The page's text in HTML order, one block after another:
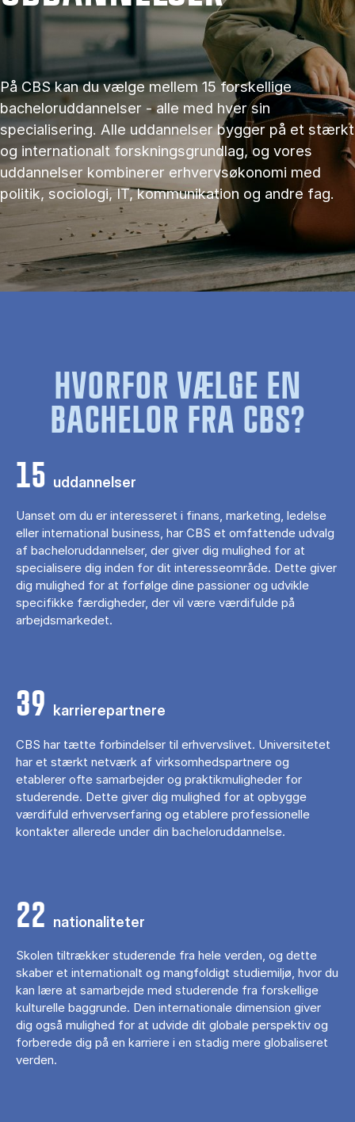
På CBS kan du vælge mellem 15 forskellige
bacheloruddannelser - alle med hver sin
specialisering. Alle uddannelser bygger på et stærkt
og internationalt forskningsgrundlag, og vores
uddannelser kombinerer erhvervsøkonomi med
politik, sociologi, IT, kommunikation og andre fag.
HVORFOR VÆLGE EN
BACHELOR FRA CBS?
15 uddannelser
Uanset om du er interesseret i finans, marketing, ledelse
eller international business, har CBS et omfattende udvalg
af bacheloruddannelser, der giver dig mulighed for at
specialisere dig inden for dit interesseområde. Dette giver
dig mulighed for at forfølge dine passioner og udvikle
specifikke færdigheder, der vil være værdifulde på
arbejdsmarkedet.
39 karrierepartnere
CBS har tætte forbindelser til erhvervslivet. Universitetet
har et stærkt netværk af virksomhedspartnere og
etablerer ofte samarbejder og praktikmuligheder for
studerende. Dette giver dig mulighed for at opbygge
værdifuld erhvervserfaring og etablere professionelle
kontakter allerede under din bacheloruddannelse.
22 nationaliteter
Skolen tiltrækker studerende fra hele verden, og dette
skaber et internationalt og mangfoldigt studiemiljø, hvor du
kan lære at samarbejde med studerende fra forskellige
kulturelle baggrunde. Den internationale dimension giver
dig også mulighed for at udvide dit globale perspektiv og
forberede dig på en karriere i en stadig mere globaliseret
verden.